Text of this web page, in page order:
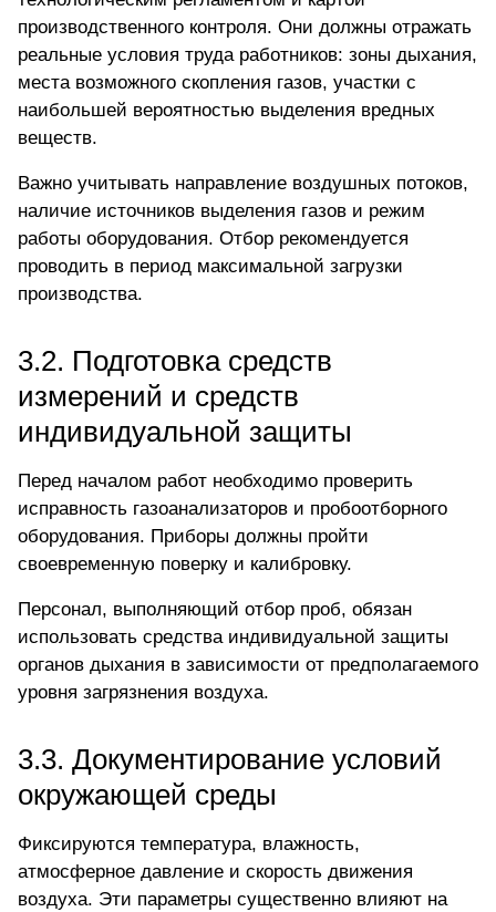
производственного контроля. Они должны отражать
реальные условия труда работников: зоны дыхания,
места возможного скопления газов, участки с
наибольшей вероятностью выделения вредных
веществ.
Важно учитывать направление воздушных потоков,
наличие источников выделения газов и режим
работы оборудования. Отбор рекомендуется
проводить в период максимальной загрузки
производства.
3.2. Подготовка средств
измерений и средств
индивидуальной защиты
Перед началом работ необходимо проверить
исправность газоанализаторов и пробоотборного
оборудования. Приборы должны пройти
своевременную поверку и калибровку.
Персонал, выполняющий отбор проб, обязан
использовать средства индивидуальной защиты
органов дыхания в зависимости от предполагаемого
уровня загрязнения воздуха.
3.3. Документирование условий
окружающей среды
Фиксируются температура, влажность,
атмосферное давление и скорость движения
воздуха. Эти параметры существенно влияют на